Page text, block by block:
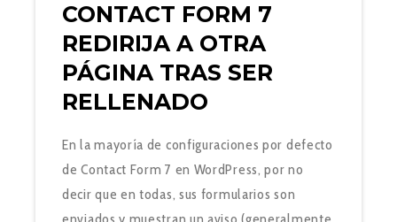
CONTACT FORM 7
REDIRIJA A OTRA
PÁGINA TRAS SER
RELLENADO
En la mayoría de configuraciones por defecto
de Contact Form 7 en WordPress, por no
decir que en todas, sus formularios son